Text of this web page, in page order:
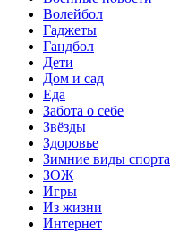
Волейбол
Гаджеты
Гандбол
Дети
Дом и сад
Еда
Забота о себе
Звёзды
Здоровье
Зимние виды спорта
ЗОЖ
Игры
Из жизни
Интернет